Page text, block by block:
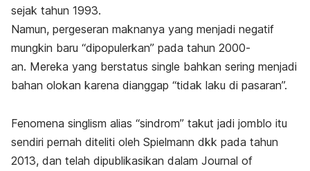
sejak tahun 1993.
Namun, pergeseran maknanya yang menjadi negatif
mungkin baru “dipopulerkan” pada tahun 2000-
an. Mereka yang berstatus single bahkan sering menjadi
bahan olokan karena dianggap “tidak laku di pasaran”.
Fenomena singlism alias “sindrom” takut jadi jomblo itu
sendiri pernah diteliti oleh Spielmann dkk pada tahun
2013, dan telah dipublikasikan dalam Journal of